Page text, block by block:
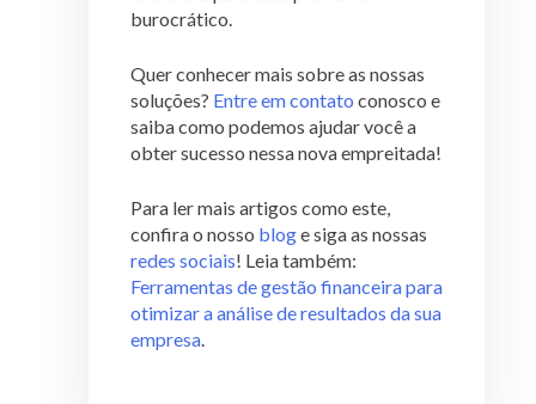
burocrático.
Quer conhecer mais sobre as nossas
soluções? Entre em contato conosco e
saiba como podemos ajudar você a
obter sucesso nessa nova empreitada!
Para ler mais artigos como este,
confira o nosso bloge siga as nossas
redes sociais! Leia também:
Ferramentas de gestão financeira para
otimizar a análise de resultados da sua
empresa